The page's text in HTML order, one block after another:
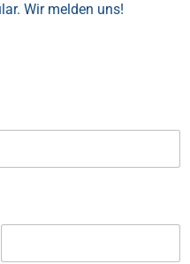
Wir melden uns!